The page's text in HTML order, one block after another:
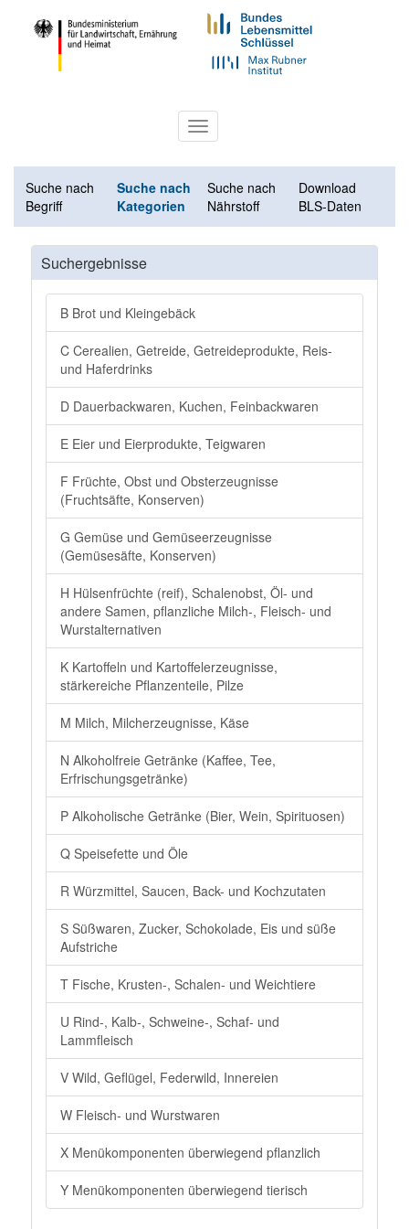
Toggle
navigation
Suche nach
Begriff
Suche nach
Kategorien
Suche nach
Nährstoff
Download
BLS-Daten
Suchergebnisse
B Brot und Kleingebäck
C Cerealien, Getreide, Getreideprodukte, Reis-
und Haferdrinks
D Dauerbackwaren, Kuchen, Feinbackwaren
E Eier und Eierprodukte, Teigwaren
F Früchte, Obst und Obsterzeugnisse
(Fruchtsäfte, Konserven)
G Gemüse und Gemüseerzeugnisse
(Gemüsesäfte, Konserven)
H Hülsenfrüchte (reif), Schalenobst, Öl- und
andere Samen, pflanzliche Milch-, Fleisch- und
Wurstalternativen
K Kartoffeln und Kartoffelerzeugnisse,
stärkereiche Pflanzenteile, Pilze
M Milch, Milcherzeugnisse, Käse
N Alkoholfreie Getränke (Kaffee, Tee,
Erfrischungsgetränke)
P Alkoholische Getränke (Bier, Wein, Spirituosen)
Q Speisefette und Öle
R Würzmittel, Saucen, Back- und Kochzutaten
S Süßwaren, Zucker, Schokolade, Eis und süße
Aufstriche
T Fische, Krusten-, Schalen- und Weichtiere
U Rind-, Kalb-, Schweine-, Schaf- und
Lammfleisch
V Wild, Geflügel, Federwild, Innereien
W Fleisch- und Wurstwaren
X Menükomponenten überwiegend pflanzlich
Y Menükomponenten überwiegend tierisch